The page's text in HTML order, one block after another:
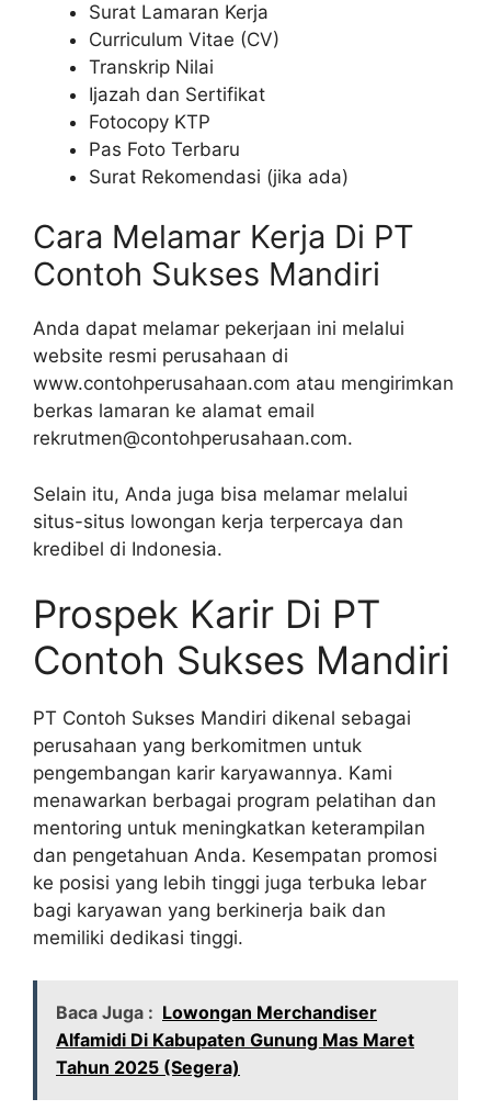
Surat Lamaran Kerja
Curriculum Vitae (CV)
Transkrip Nilai
Ijazah dan Sertifikat
Fotocopy KTP
Pas Foto Terbaru
Surat Rekomendasi (jika ada)
Cara Melamar Kerja Di PT
Contoh Sukses Mandiri
Anda dapat melamar pekerjaan ini melalui
website resmi perusahaan di
www.contohperusahaan.com atau mengirimkan
berkas lamaran ke alamat email
rekrutmen@contohperusahaan.com.
Selain itu, Anda juga bisa melamar melalui
situs-situs lowongan kerja terpercaya dan
kredibel di Indonesia.
Prospek Karir Di PT
Contoh Sukses Mandiri
PT Contoh Sukses Mandiri dikenal sebagai
perusahaan yang berkomitmen untuk
pengembangan karir karyawannya. Kami
menawarkan berbagai program pelatihan dan
mentoring untuk meningkatkan keterampilan
dan pengetahuan Anda. Kesempatan promosi
ke posisi yang lebih tinggi juga terbuka lebar
bagi karyawan yang berkinerja baik dan
memiliki dedikasi tinggi.
Baca Juga : Lowongan Merchandiser
Alfamidi Di Kabupaten Gunung Mas Maret
Tahun 2025 (Segera)